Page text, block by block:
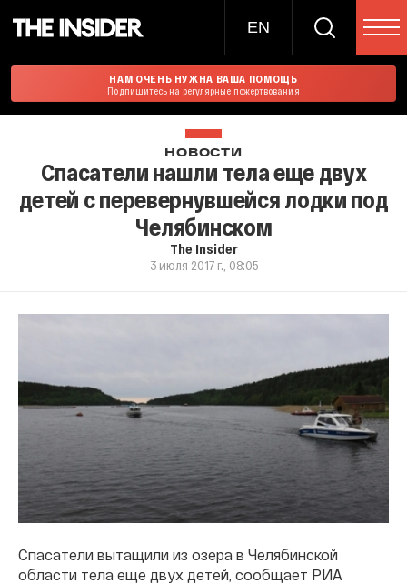
EN
НАМ ОЧЕНЬ НУЖНА ВАША ПОМОЩЬ
Подпишитесь на регулярные пожертвования
НОВОСТИ
Спасатели нашли тела еще двух
детей с перевернувшейся лодки под
Челябинском
The Insider
3 июля 2017 г., 08:05
Спасатели вытащили из озера в Челябинской
области тела еще двух детей, сообщает РИА